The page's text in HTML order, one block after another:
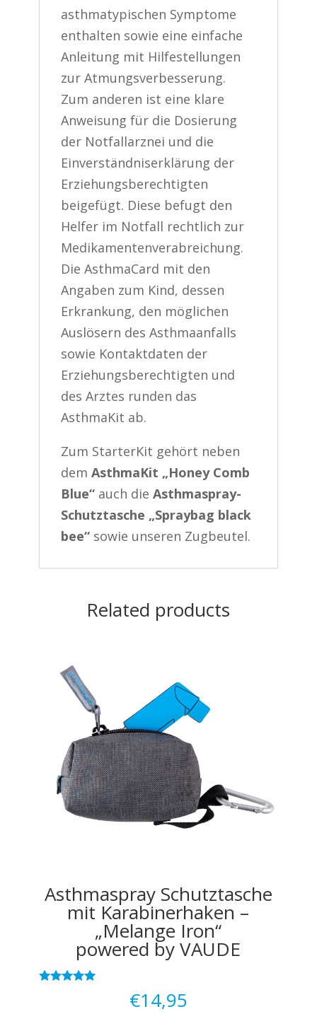
asthmatypischen Symptome
enthalten sowie eine einfache
Anleitung mit Hilfestellungen
zur Atmungsverbesserung.
Zum anderen ist eine klare
Anweisung für die Dosierung
der Notfallarznei und die
Einverständniserklärung der
Erziehungsberechtigten
beigefügt. Diese befugt den
Helfer im Notfall rechtlich zur
Medikamentenverabreichung.
Die AsthmaCard mit den
Angaben zum Kind, dessen
Erkrankung, den möglichen
Auslösern des Asthmaanfalls
sowie Kontaktdaten der
Erziehungsberechtigten und
des Arztes runden das
AsthmaKit ab.
Zum StarterKit gehört neben
dem AsthmaKit „Honey Comb
Blue“ auch die Asthmaspray-
Schutztasche „Spraybag black
bee“ sowie unseren Zugbeutel.
Related products
Asthmaspray Schutztasche
mit Karabinerhaken –
„Melange Iron“
powered by VAUDE
€14,95